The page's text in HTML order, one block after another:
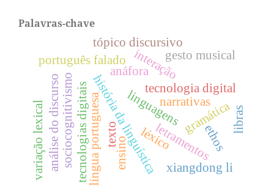
Palavras-chave
linguagens
letramentos
ensino
tecnologia digital
gramática
história da linguística
português falado
texto
tecnologias digitais xiangdong li
narrativas
interação
sociocognitivismo
tópico discursivo
anáfora
língua portuguesa
análise do discurso
gesto musical
ethos
léxico
libras
variação lexical